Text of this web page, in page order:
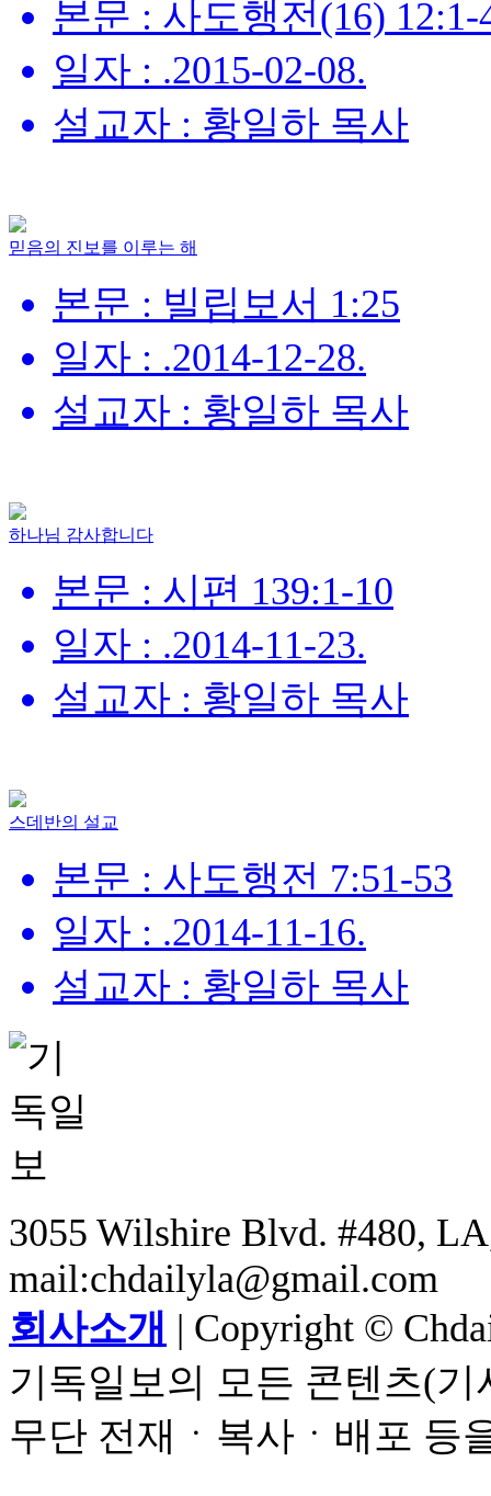
본문 : 사도행전(16) 12:1-
일자 : .2015-02-08.
설교자 : 황일하 목사
믿음의 진보를 이루는 해
본문 : 빌립보서 1:25
일자 : .2014-12-28.
설교자 : 황일하 목사
하나님 감사합니다
본문 : 시편 139:1-10
일자 : .2014-11-23.
설교자 : 황일하 목사
스데반의 설교
본문 : 사도행전 7:51-53
일자 : .2014-11-16.
설교자 : 황일하 목사
3055 Wilshire Blvd. #480,
mail:chdailyla@gmail.com
회사소개 | Copyright ©
기독일보의 모든 콘텐츠(
무단 전재ㆍ복사ㆍ배포 등